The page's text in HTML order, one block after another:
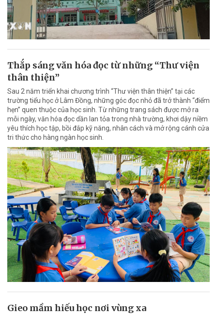
Thắp sáng văn hóa đọc từ những “Thư viện
thân thiện”
Sau 2 năm triển khai chương trình “Thư viện thân thiện” tại các
trường tiểu học ở Lâm Đồng, những góc đọc nhỏ đã trở thành “điểm
hẹn” quen thuộc của học sinh. Từ những trang sách được mở ra
mỗi ngày, văn hóa đọc dần lan tỏa trong nhà trường, khơi dậy niềm
yêu thích học tập, bồi đắp kỹ năng, nhân cách và mở rộng cánh cửa
tri thức cho hàng ngàn học sinh.
Gieo mầm hiếu học nơi vùng xa